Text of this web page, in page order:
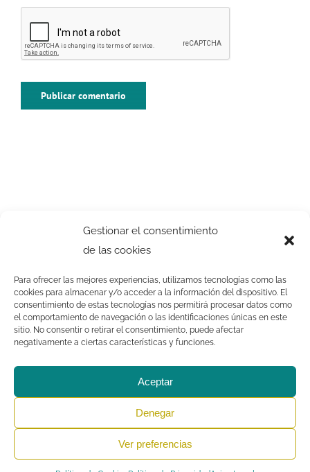
Gestionar el consentimiento
de las cookies
Para ofrecer las mejores experiencias, utilizamos tecnologías como las
cookies para almacenar y/o acceder a la información del dispositivo. El
consentimiento de estas tecnologías nos permitirá procesar datos como
el comportamiento de navegación o las identificaciones únicas en este
sitio. No consentir o retirar el consentimiento, puede afectar
negativamente a ciertas características y funciones.
Aceptar
Denegar
Ver preferencias